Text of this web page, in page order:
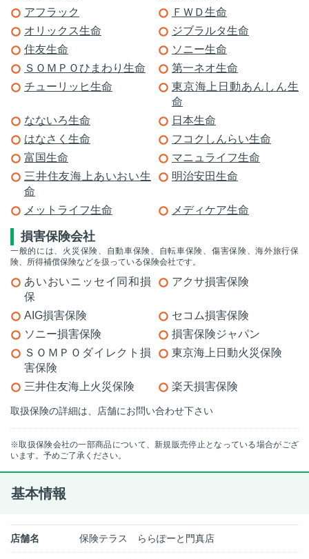
アフラック
ＦＷＤ生命
オリックス生命
ジブラルタ生命
住友生命
ソニー生命
ＳＯＭＰＯひまわり生命
第一ネオ生命
チューリッヒ生命
東京海上日動あんしん生
命
なないろ生命
日本生命
はなさく生命
フコクしんらい生命
富国生命
マニュライフ生命
三井住友海上あいおい生
命
明治安田生命
メットライフ生命 メディケア生命
損害保険会社
一般的には、火災保険、自動車保険、自転車保険、傷害保険、海外旅行保
険、所得補償保険などを扱っている保険会社です。
あいおいニッセイ同和損
保
アクサ損害保険
AIG損害保険
セコム損害保険
ソニー損害保険
損害保険ジャパン
ＳＯＭＰＯダイレクト損
害保険
東京海上日動火災保険
三井住友海上火災保険 楽天損害保険
取扱保険の詳細は、店舗にお問い合わせ下さい
※取扱保険会社の一部商品について、新規販売停止となっている場合がござ
います。予めご了承ください。
基本情報
店舗名 保険テラス ららぽーと門真店